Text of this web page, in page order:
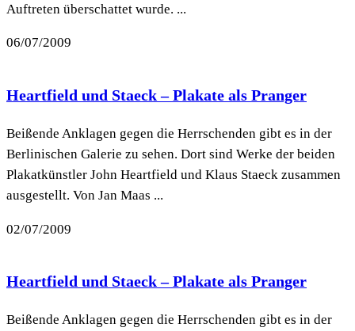
Auftreten überschattet wurde. ...
06/07/2009
Heartfield und Staeck – Plakate als Pranger
Beißende Anklagen gegen die Herrschenden gibt es in der
Berlinischen Galerie zu sehen. Dort sind Werke der beiden
Plakatkünstler John Heartfield und Klaus Staeck zusammen
ausgestellt. Von Jan Maas ...
02/07/2009
Heartfield und Staeck – Plakate als Pranger
Beißende Anklagen gegen die Herrschenden gibt es in der